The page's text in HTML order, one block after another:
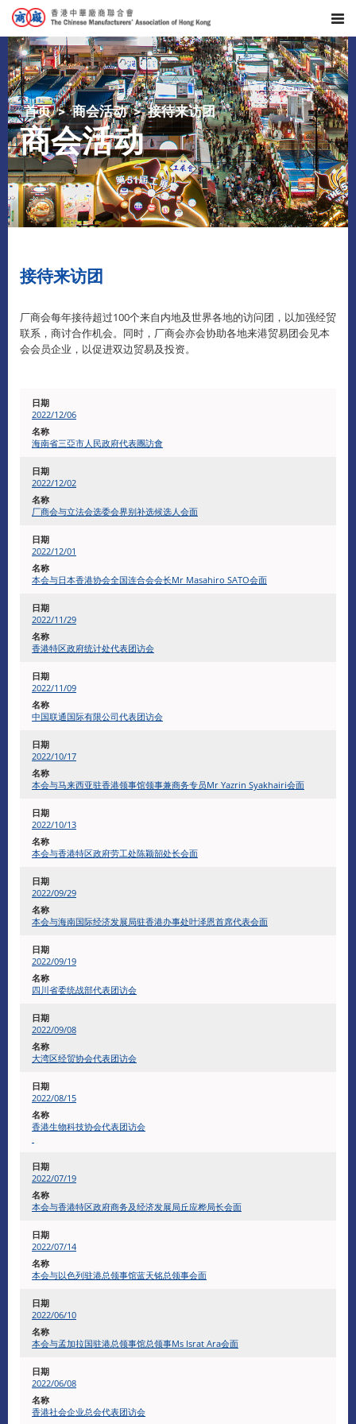
首页 商会活动 接待来访团
商会活动
接待来访团
厂商会每年接待超过100个来自内地及世界各地的访问团，以加强经贸
联系，商讨合作机会。同时，厂商会亦会协助各地来港贸易团会见本
会会员企业，以促进双边贸易及投资。
2022/12/06
海南省三亞市人民政府代表團訪會
2022/12/02
厂商会与立法会选委会界别补选候选人会面
2022/12/01
本会与日本香港协会全国连合会会长Mr Masahiro SATO会面
2022/11/29
香港特区政府统计处代表团访会
2022/11/09
中国联通国际有限公司代表团访会
2022/10/17
本会与马来西亚驻香港领事馆领事兼商务专员Mr Yazrin Syakhairi会面
2022/10/13
本会与香港特区政府劳工处陈颖韶处长会面
2022/09/29
本会与海南国际经济发展局驻香港办事处叶泽恩首席代表会面
2022/09/19
四川省委统战部代表团访会
2022/09/08
大湾区经贸协会代表团访会
2022/08/15
香港生物科技协会代表团访会
2022/07/19
本会与香港特区政府商务及经济发展局丘应桦局长会面
2022/07/14
本会与以色列驻港总领事馆蓝天铭总领事会面
2022/06/10
本会与孟加拉国驻港总领事馆总领事Ms Israt Ara会面
2022/06/08
香港社会企业总会代表团访会